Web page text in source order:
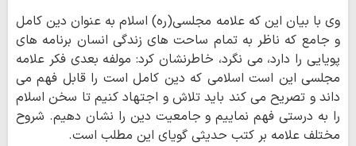
وی با بیان این که علامه مجلسی(ره) اسلام به عنوان دین کامل
و جامع که ناظر به تمام ساحت های زندگی انسان برنامه های
پویایی را دارد، می نگرد، خاطرنشان کرد: مولفه بعدی فکر علامه
مجلسی این است اسلامی که دین کامل است را قابل فهم می
داند و تصریح می کند باید تلاش و اجتهاد کنیم تا سخن اسلام
را به درستی فهم نماییم و جامعیت دین را نشان دهیم. شروح
مختلف علامه بر کتب حدیثی گویای این مطلب است.